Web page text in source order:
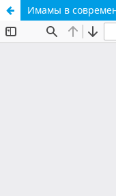
Имамы в